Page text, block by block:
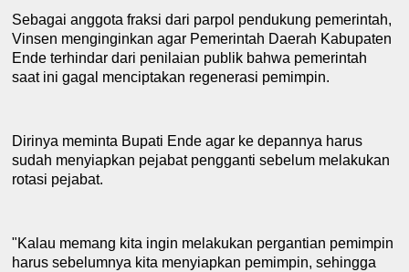
Sebagai anggota fraksi dari parpol pendukung pemerintah,
Vinsen menginginkan agar Pemerintah Daerah Kabupaten
Ende terhindar dari penilaian publik bahwa pemerintah
saat ini gagal menciptakan regenerasi pemimpin.
Dirinya meminta Bupati Ende agar ke depannya harus
sudah menyiapkan pejabat pengganti sebelum melakukan
rotasi pejabat.
"Kalau memang kita ingin melakukan pergantian pemimpin
harus sebelumnya kita menyiapkan pemimpin, sehingga